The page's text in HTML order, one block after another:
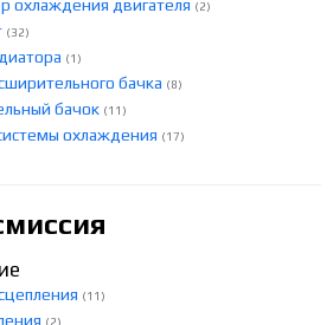
охлаждения двигателя (2)
(32)
(1)
бачка (8)
бачок (11)
охлаждения (17)
(11)
(2)